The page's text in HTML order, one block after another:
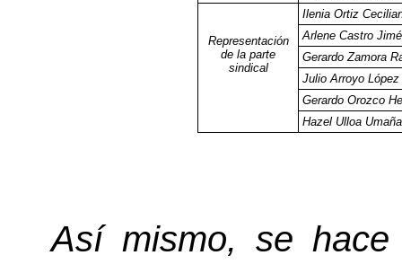
Representación
de la parte
sindical
Ilenia Ortiz
Arlene Castro
Gerardo Zamora
Julio Arroyo López
Gerardo Orozco
Hazel Ulloa Umaña
Así mismo, se